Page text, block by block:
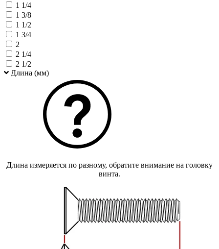
1 1/4
1 3/8
1 1/2
1 3/4
2
2 1/4
2 1/2
Длина (мм)
Длина измеряется по разному, обратите внимание на головку
винта.